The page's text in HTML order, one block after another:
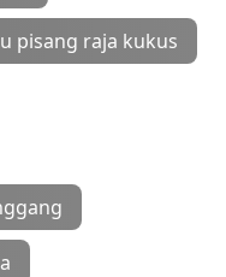
pisang raja kukus